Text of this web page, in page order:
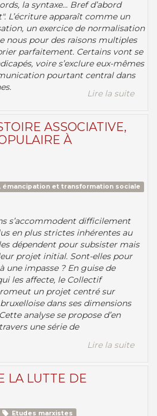
la syntaxe... Bref d’abord
L’écriture apparaît comme un
un exercice de normalisation
nous pour des raisons multiples
parfaitement. Certains vont se
voire s’exclure eux-mêmes
pourtant central dans
Lire la suite
ASSOCIATIVE,
À
émancipation et transformation sociale
s’accommodent difficilement
en plus strictes inhérentes au
dépendent pour subsister mais
projet initial. Sont-elles pour
une impasse ? En guise de
les affecte, le Collectif
un projet centré sur
dans ses dimensions
analyse se propose d’en
une série de
Lire la suite
LA LUTTE DE
Etudes marxistes